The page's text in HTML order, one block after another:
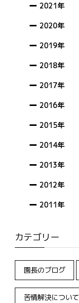
2021年
2020年
2019年
2018年
2017年
2016年
2015年
2014年
2013年
2012年
2011年
カテゴリー
園長のブログ
苦情解決について